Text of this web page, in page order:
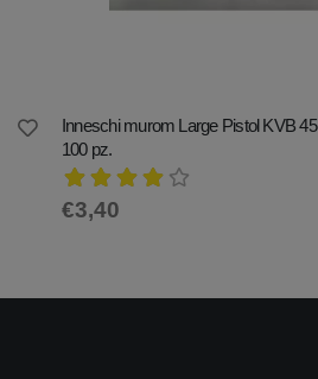
Inneschi murom Large Pistol KVB
100 pz.
€3,40